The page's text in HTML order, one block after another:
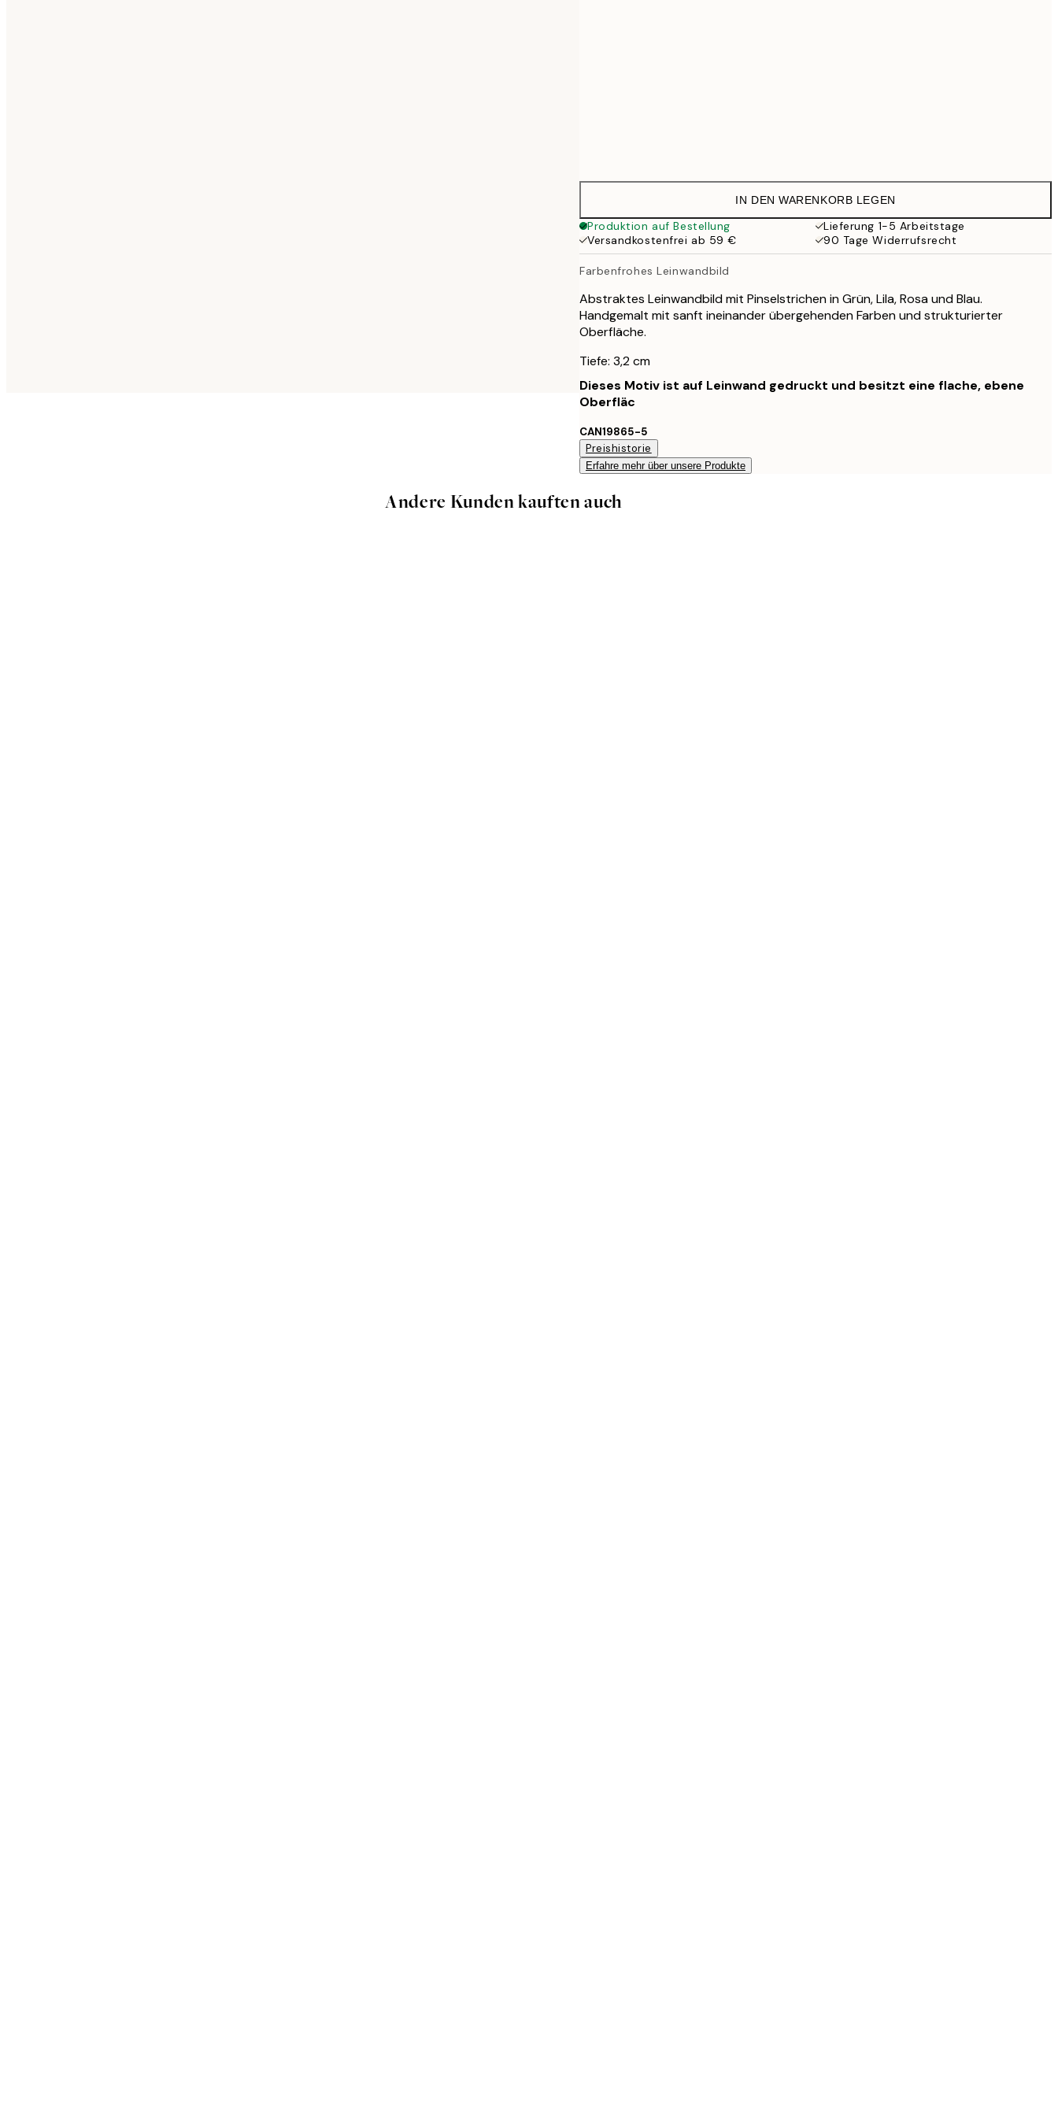
IN DEN WARENKORB LEGEN
Produktion auf Bestellung
Lieferung 1-5 Arbeitstage
Versandkostenfrei ab 59 €
90 Tage Widerrufsrecht
Farbenfrohes Leinwandbild
Abstraktes Leinwandbild mit Pinselstrichen in Grün, Lila, Rosa und Blau.
Handgemalt mit sanft ineinander übergehenden Farben und strukturierter
Oberfläche.
Tiefe: 3,2 cm
Dieses Motiv ist auf Leinwand gedruckt und besitzt eine flache, ebene
Oberfläc
CAN19865-5
Preishistorie
Erfahre mehr über unsere Produkte
Andere Kunden kauften auch